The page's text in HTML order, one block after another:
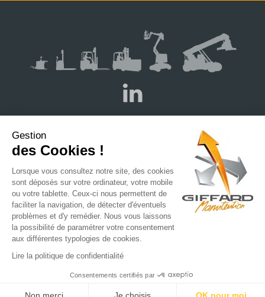
ENTREPRISE
NOS AGENCES
NOS PARTENAIRES
NOS ACTUALITÉS
NOS RECRUTEMENTS
Réalisation : MOTION4EVER
Gestion
des Cookies !
Lorsque vous consultez notre site, des cookies
sont déposés sur votre ordinateur, votre mobile
ou votre tablette. Ceux-ci nous permettent de
faciliter la navigation, de détecter d'éventuels
problèmes et d'y remédier. Nous vous laissons
la possibilité de paramétrer votre consentement
aux différentes typologies de cookies.
Lire la politique de confidentialité
Consentements certifiés par